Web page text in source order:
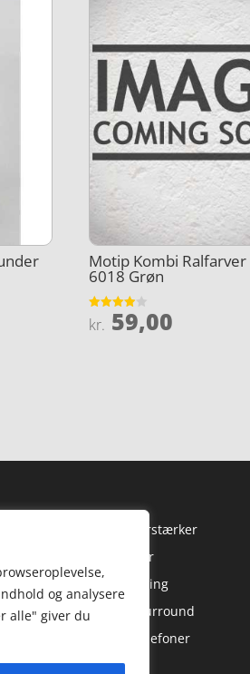
og analysere
alle" giver du
Motip Kombi Ralfarver
6018 Grøn
Vurderet
3.9
kr. 59,00
HiFi Forstærker
Højtaler
Streaming
TV & Surround
Høretelefoner